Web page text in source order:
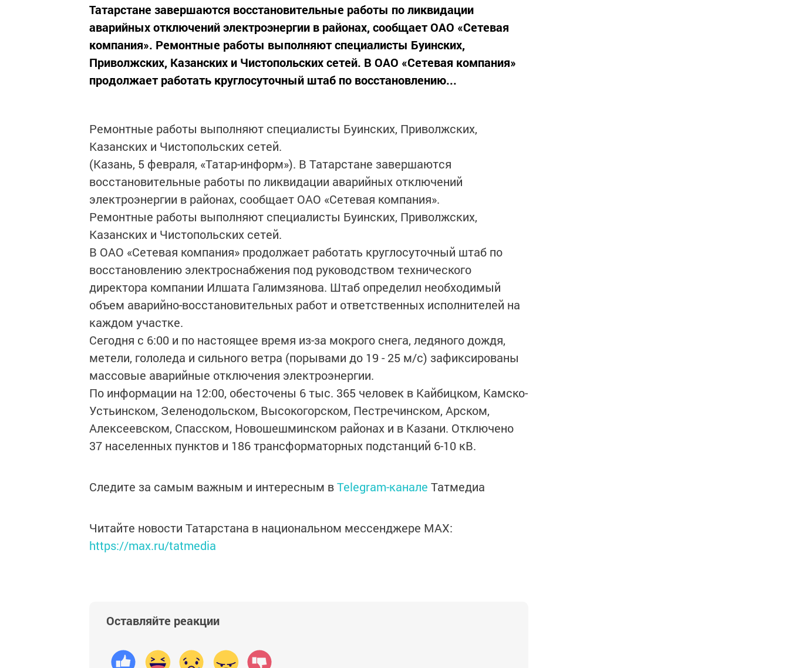
Татарстане завершаются восстановительные работы по ликвидации
аварийных отключений электроэнергии в районах, сообщает ОАО «Сетевая
компания». Ремонтные работы выполняют специалисты Буинских,
Приволжских, Казанских и Чистопольских сетей. В ОАО «Сетевая компания»
продолжает работать круглосуточный штаб по восстановлению...
Ремонтные работы выполняют специалисты Буинских, Приволжских,
Казанских и Чистопольских сетей.
(Казань, 5 февраля, «Татар-информ»). В Татарстане завершаются
восстановительные работы по ликвидации аварийных отключений
электроэнергии в районах, сообщает ОАО «Сетевая компания».
Ремонтные работы выполняют специалисты Буинских, Приволжских,
Казанских и Чистопольских сетей.
В ОАО «Сетевая компания» продолжает работать круглосуточный штаб по
восстановлению электроснабжения под руководством технического
директора компании Илшата Галимзянова. Штаб определил необходимый
объем аварийно-восстановительных работ и ответственных исполнителей на
каждом участке.
Сегодня с 6:00 и по настоящее время из-за мокрого снега, ледяного дождя,
метели, гололеда и сильного ветра (порывами до 19 - 25 м/с) зафиксированы
массовые аварийные отключения электроэнергии.
По информации на 12:00, обесточены 6 тыс. 365 человек в Кайбицком, Камско-
Устьинском, Зеленодольском, Высокогорском, Пестречинском, Арском,
Алексеевском, Спасском, Новошешминском районах и в Казани. Отключено
37 населенных пунктов и 186 трансформаторных подстанций 6-10 кВ.
Следите за самым важным и интересным вTelegram-канале Татмедиа
Читайте новости Татарстана в национальном мессенджере MАХ:
https://max.ru/tatmedia
Оставляйте реакции